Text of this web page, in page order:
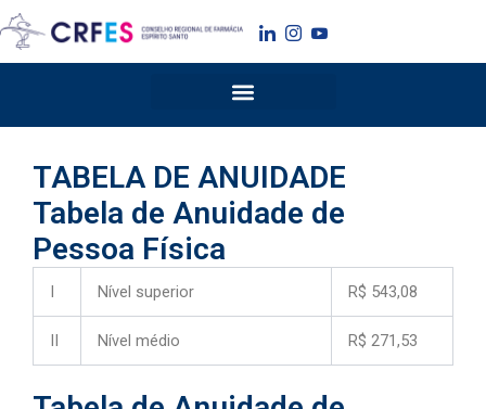
para
o
TABELA DE ANUIDADE
Tabela de Anuidade de
Pessoa Física
Nível superior R$ 543,08
Nível médio R$ 271,53